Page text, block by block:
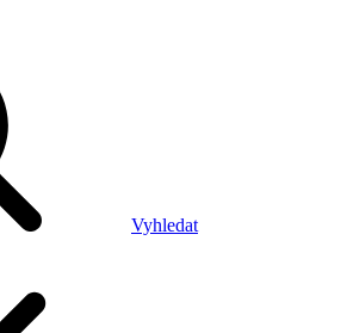
Vyhledat